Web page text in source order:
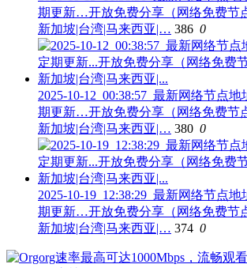
期更新…开放免费分享（网络免费节
新加坡|台湾|马来西亚|… 386 0
2025-10-12_00:38:57_最新网络节点
期更新…开放免费分享（网络免费节
新加坡|台湾|马来西亚|… 380 0
2025-10-19_12:38:29_最新网络节点
期更新…开放免费分享（网络免费节
新加坡|台湾|马来西亚|… 374 0